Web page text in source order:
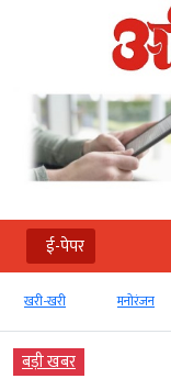
ई-पेपर
खरी-खरी मनोरंजन
बड़ी खबर